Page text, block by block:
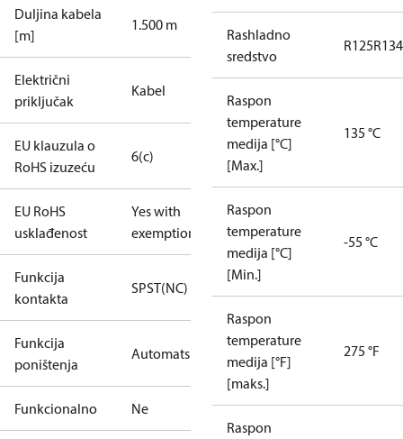
Duljina kabela
[m]
1.500 m
Električni
priključak
Kabel
EU klauzula o
RoHS izuzeću
6(c)
EU RoHS
usklađenost
Yes with
exemptions
Funkcija
kontakta
SPST(NC)
Funkcija
poništenja
Automatski
Funkcionalno Ne
Rashladno
sredstvo
R125
Raspon
temperature
medija [°C]
[Max.]
135 °C
Raspon
temperature
medija [°C]
[Min.]
-55 °C
Raspon
temperature
medija [°F]
[maks.]
275 °F
Raspon